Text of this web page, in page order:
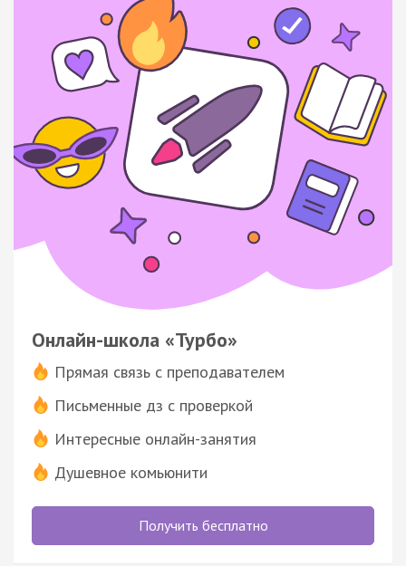
Онлайн-школа «Турбо»
Прямая связь с преподавателем
Письменные дз с проверкой
Интересные онлайн-занятия
Душевное комьюнити
Получить бесплатно